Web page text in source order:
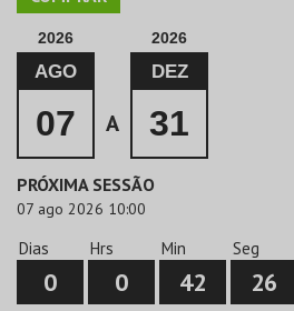
2026
AGO
07 A
2026
DEZ
31
PRÓXIMA SESSÃO
07 ago 2026 10:00
Dias
0
Hrs
0
Min
42
Seg
26